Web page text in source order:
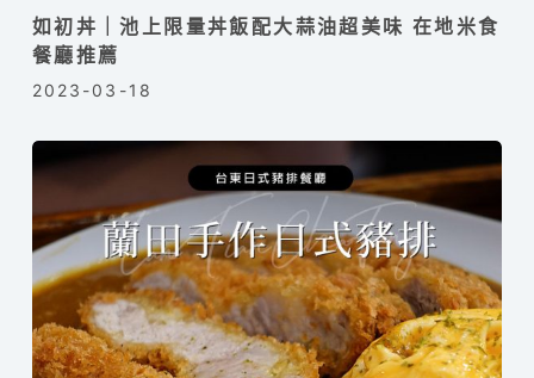
如初丼｜池上限量丼飯配大蒜油超美味 在地米食
餐廳推薦
2023-03-18